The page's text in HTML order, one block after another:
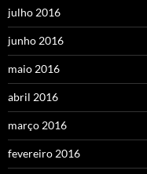
julho 2016
junho 2016
maio 2016
abril 2016
março 2016
fevereiro 2016